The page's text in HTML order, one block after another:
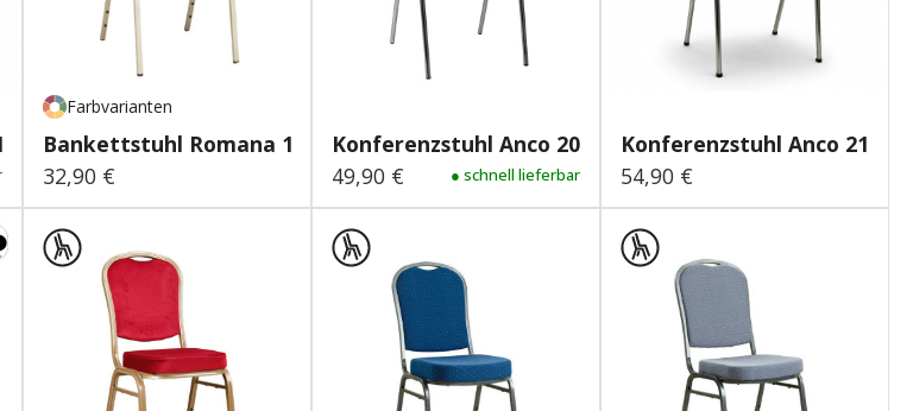
Plus Rot
Farbvarianten
Bankettstuhl Romana 1 Premium
Regulärer Preis:
32,90 €
Konferenzstuhl Anco 200
Regulärer Preis:
49,90 € ● schnell lieferbar
Konferenzstuhl Anco 210
Regulärer Preis:
54,90 €